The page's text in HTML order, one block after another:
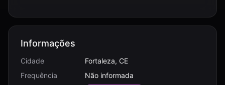
Informações
Cidade
Fortaleza, CE
Frequência
Não informada